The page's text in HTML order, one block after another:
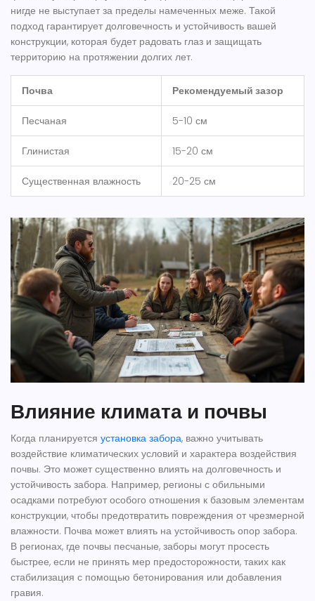
нигде не выступает за пределы намеченных меже. Такой
подход гарантирует долговечность и устойчивость вашей
конструкции, которая будет радовать глаз и защищать
территорию на протяжении долгих лет.
Почва Рекомендуемый зазор
Песчаная 5-10 см
Глинистая 15-20 см
Существенная влажность 20-25 см
Влияние климата и почвы
Когда планируется установка забора, важно учитывать
воздействие климатических условий и характера воздействия
почвы. Это может существенно влиять на долговечность и
устойчивость забора. Например, регионы с обильными
осадками потребуют особого отношения к базовым элементам
конструкции, чтобы предотвратить повреждения от чрезмерной
влажности. Почва может влиять на устойчивость опор забора.
В регионах, где почвы песчаные, заборы могут просесть
быстрее, если не принять мер предосторожности, таких как
стабилизация с помощью бетонирования или добавления
гравия.